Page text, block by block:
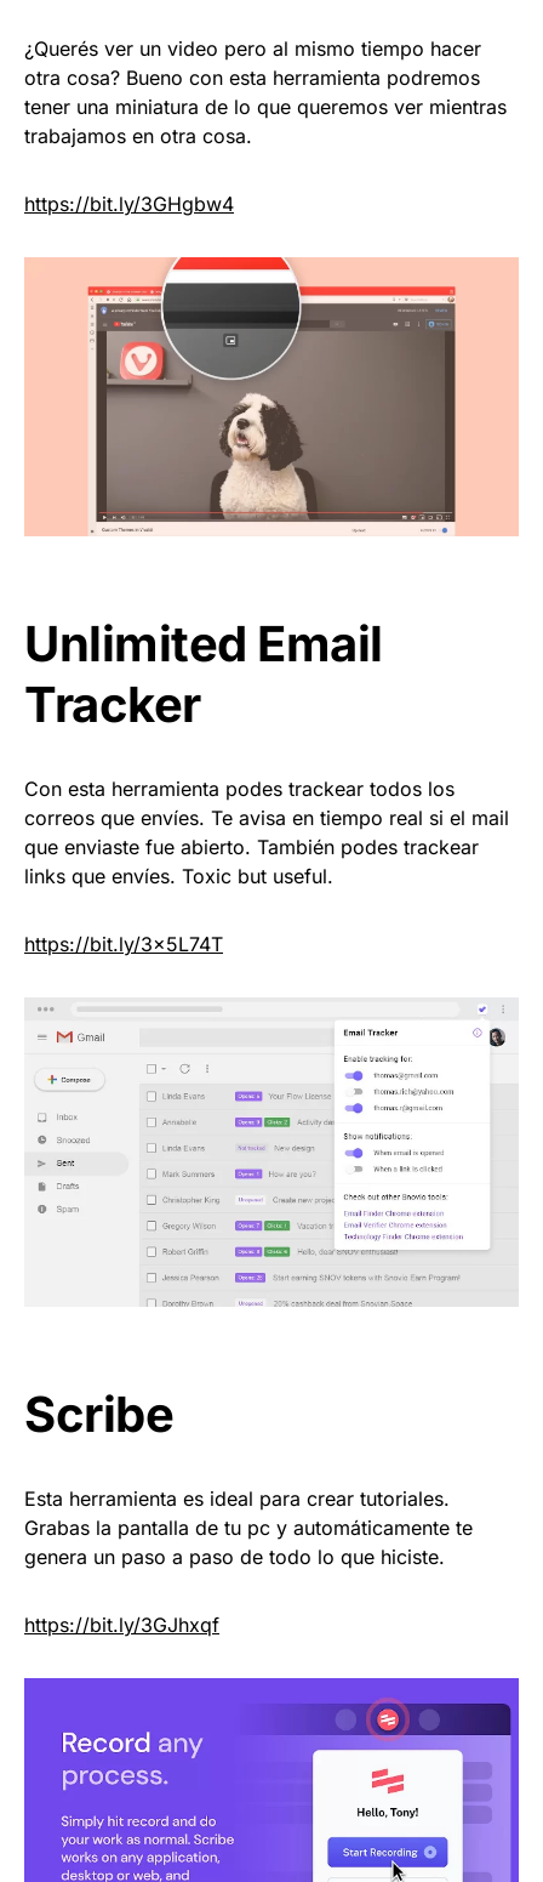
¿Querés ver un video pero al mismo tiempo hacer
otra cosa? Bueno con esta herramienta podremos
tener una miniatura de lo que queremos ver mientras
trabajamos en otra cosa.
https://bit.ly/3GHgbw4
Unlimited Email
Tracker
Con esta herramienta podes trackear todos los
correos que envíes. Te avisa en tiempo real si el mail
que enviaste fue abierto. También podes trackear
links que envíes. Toxic but useful.
https://bit.ly/3x5L74T
Scribe
Esta herramienta es ideal para crear tutoriales.
Grabas la pantalla de tu pc y automáticamente te
genera un paso a paso de todo lo que hiciste.
https://bit.ly/3GJhxqf